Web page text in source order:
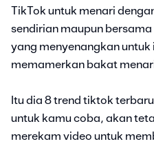
TikTok untuk menari
sendirian maupun
yang menyenangkan
memamerkan bakat
Itu dia 8 trend tiktok
untuk kamu coba, akan
merekam video untuk